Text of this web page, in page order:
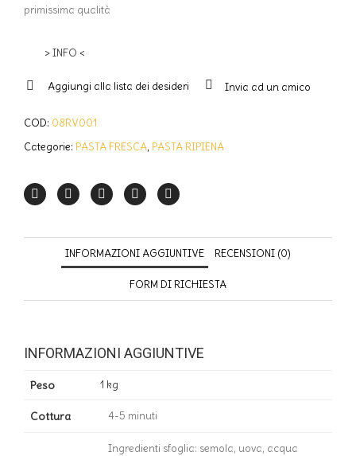
primissima qualità
> INFO <
Aggiungi alla lista dei desideri Invia ad un amico
COD: 08RV001
Categorie: PASTA FRESCA, PASTA RIPIENA
INFORMAZIONI AGGIUNTIVE RECENSIONI (0)
FORM DI RICHIESTA
INFORMAZIONI AGGIUNTIVE
Peso 1 kg
Cottura 4-5 minuti
Ingredienti sfoglia: semola, uova, acqua